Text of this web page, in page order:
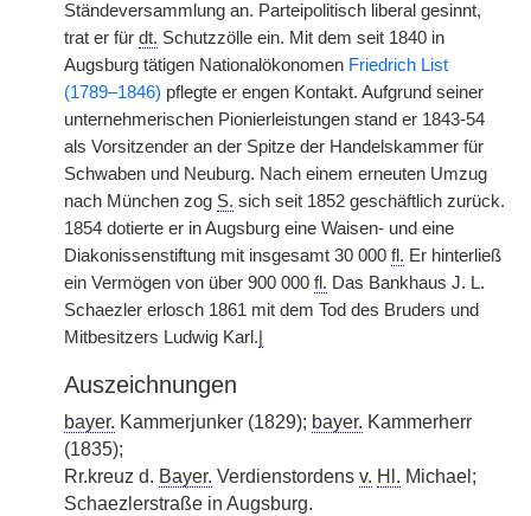
Ständeversammlung an. Parteipolitisch liberal gesinnt,
trat er für dt. Schutzzölle ein. Mit dem seit 1840 in
Augsburg tätigen Nationalökonomen Friedrich List
(1789–1846) pflegte er engen Kontakt. Aufgrund seiner
unternehmerischen Pionierleistungen stand er 1843-54
als Vorsitzender an der Spitze der Handelskammer für
Schwaben und Neuburg. Nach einem erneuten Umzug
nach München zog S. sich seit 1852 geschäftlich zurück.
1854 dotierte er in Augsburg eine Waisen- und eine
Diakonissenstiftung mit insgesamt 30 000 fl. Er hinterließ
ein Vermögen von über 900 000 fl. Das Bankhaus J. L.
Schaezler erlosch 1861 mit dem Tod des Bruders und
Mitbesitzers Ludwig Karl.
Auszeichnungen
bayer. Kammerjunker (1829); bayer. Kammerherr
(1835);
Rr.kreuz d. Bayer. Verdienstordens v. Hl. Michael;
Schaezlerstraße in Augsburg.